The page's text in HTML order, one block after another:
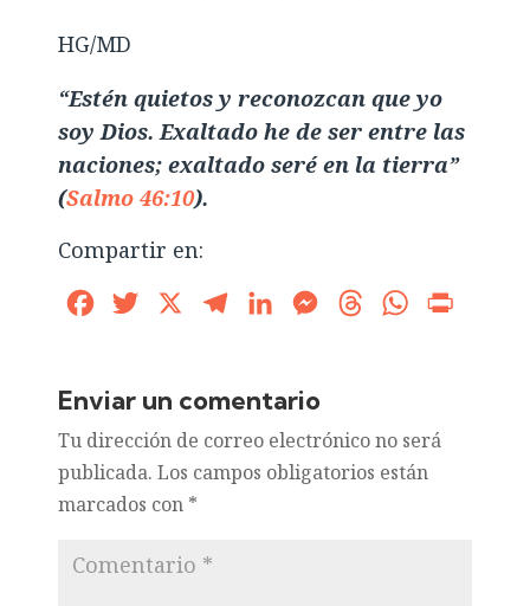
HG/MD
“Estén quietos y reconozcan que yo
soy Dios. Exaltado he de ser entre las
naciones; exaltado seré en la tierra”
(Salmo 46:10).
Compartir en:
FacebookTwitter TelegramLinkedInMessengerThreadsWhatsApp
Enviar un comentario
Tu dirección de correo electrónico no será
publicada. Los campos obligatorios están
marcados con *